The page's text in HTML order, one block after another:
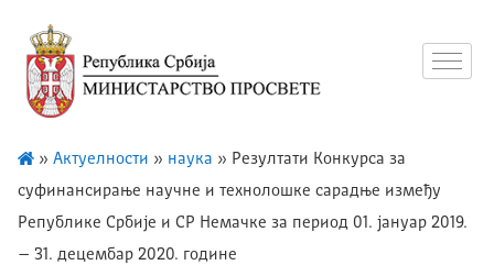
» Актуелности » наука » Резултати Koнкурса за
суфинансирање научне и технолошке сарадње између
Републике Србије и СР Немачке за период 01. јануар 2019.
– 31. децембар 2020. године